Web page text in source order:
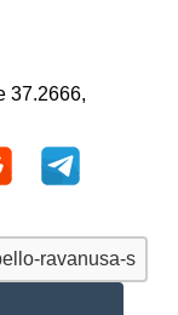
37.2666,